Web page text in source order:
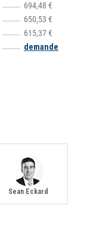
694,48 €
650,53 €
615,37 €
demande
Sean Eckard